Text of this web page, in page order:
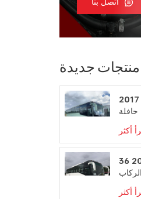
منتجات جديدة
سنة 47 مقعد اليد
حافلة
أكثر
36 مقعدًا لعام 2017
أكثر